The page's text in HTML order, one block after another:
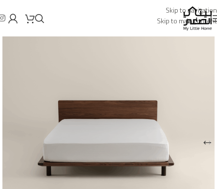
Skip to navigation
Skip to main content